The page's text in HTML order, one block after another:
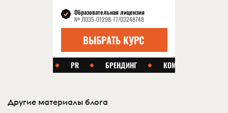
Другие материалы блога